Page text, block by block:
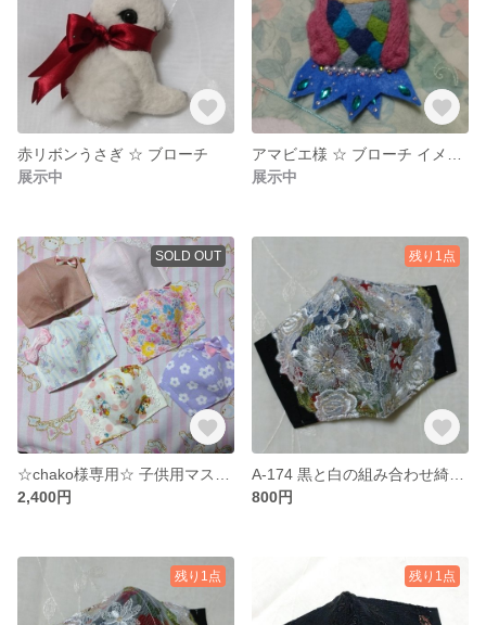
赤リボンうさぎ ☆ ブローチ
展示中
展示中
SOLD OUT
2,400円
残り1点
800円
残り1点 残り1点